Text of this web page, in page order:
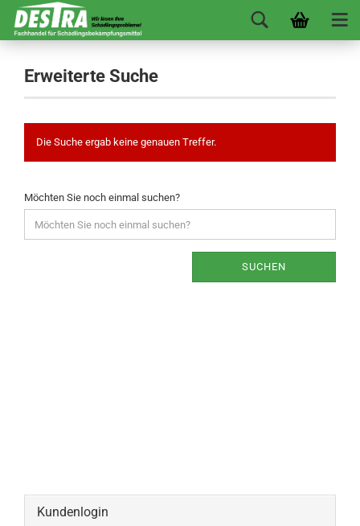
Erweiterte Suche
Die Suche ergab keine genauen Treffer.
Möchten Sie noch einmal suchen?
SUCHEN
Kundenlogin